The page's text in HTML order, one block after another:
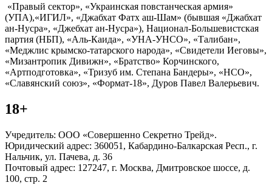
«Правый сектор», «Украинская повстанческая армия»
(УПА),«ИГИЛ», «Джабхат Фатх аш-Шам» (бывшая «Джабхат
ан-Нусра», «Джебхат ан-Нусра»), Национал-Большевистская
партия (НБП), «Аль-Каида», «УНА-УНСО», «Талибан»,
«Меджлис крымско-татарского народа», «Свидетели Иеговы»,
«Мизантропик Дивижн», «Братство» Корчинского,
«Артподготовка», «Тризуб им. Степана Бандеры», «НСО»,
«Славянский союз», «Формат-18», Дуров Павел Валерьевич.
18+
Учредитель: ООО «Совершенно Секретно Трейд».
Юридический адрес: 360051, Кабардино-Балкарская Респ., г.
Нальчик, ул. Пачева, д. 36
Почтовый адрес: 127247, г. Москва, Дмитровское шоссе, д.
100, стр. 2